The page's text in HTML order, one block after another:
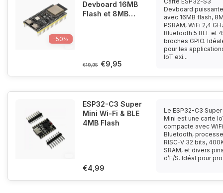
-50%
Devboard 16MB
Flash et 8MB
€19,95 €9,95
Devboard puissante
avec 16MB flash,
PSRAM, WiFi 2,4
Bluetooth 5 BLE et
broches GPIO.
pour les
IoT exi...
ESP32-C3 Super
Mini Wi-Fi & BLE
4MB Flash
€4,99
Le ESP32-C3 Super
Mini est une carte
compacte avec
Bluetooth,
RISC-V 32 bits,
SRAM, et divers
d’E/S. Idéal pour